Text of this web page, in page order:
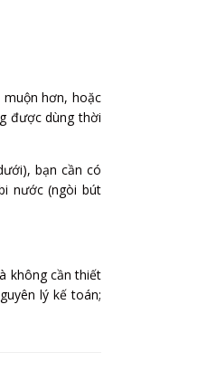
hơn, hoặc
được dùng thời
bạn cần có
nước (ngòi bút
không cần thiết
lý kế toán;